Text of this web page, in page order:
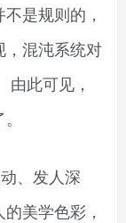
是规则的，
，混沌系统对
此可见，
、发人深
美学色彩，